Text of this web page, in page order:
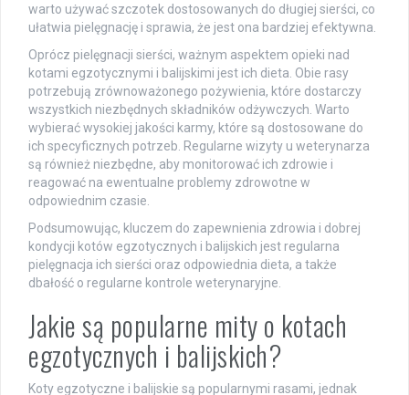
warto używać szczotek dostosowanych do długiej sierści, co
ułatwia pielęgnację i sprawia, że jest ona bardziej efektywna.
Oprócz pielęgnacji sierści, ważnym aspektem opieki nad
kotami egzotycznymi i balijskimi jest ich dieta. Obie rasy
potrzebują zrównoważonego pożywienia, które dostarczy
wszystkich niezbędnych składników odżywczych. Warto
wybierać wysokiej jakości karmy, które są dostosowane do
ich specyficznych potrzeb. Regularne wizyty u weterynarza
są również niezbędne, aby monitorować ich zdrowie i
reagować na ewentualne problemy zdrowotne w
odpowiednim czasie.
Podsumowując, kluczem do zapewnienia zdrowia i dobrej
kondycji kotów egzotycznych i balijskich jest regularna
pielęgnacja ich sierści oraz odpowiednia dieta, a także
dbałość o regularne kontrole weterynaryjne.
Jakie są popularne mity o kotach
egzotycznych i balijskich?
Koty egzotyczne i balijskie są popularnymi rasami, jednak